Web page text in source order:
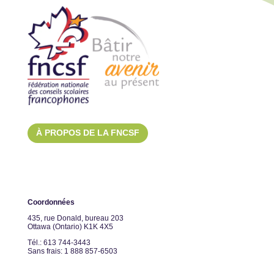
À PROPOS DE LA FNCSF
Coordonnées
435, rue Donald, bureau 203
Ottawa (Ontario) K1K 4X5
Tél.: 613 744-3443
Sans frais: 1 888 857-6503